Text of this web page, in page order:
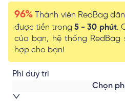
96% Thành viên RedBag
được tiền trong5 - 30 phút.
của bạn, hệ thống RedBag
hợp cho bạn!
Phí duy trì
Chọn